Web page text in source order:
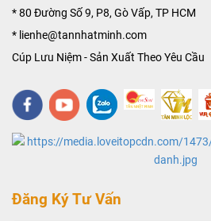
* 80 Đường Số 9, P8, Gò Vấp, TP HCM
* lienhe@tannhatminh.com
Cúp Lưu Niệm - Sản Xuất Theo Yêu Cầu
Đăng Ký Tư Vấn